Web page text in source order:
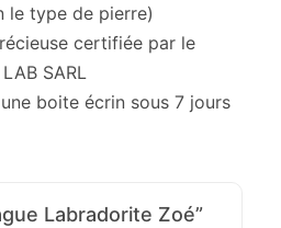
le type de pierre)
certifiée par le
SARL
boite écrin sous 7 jours
Labradorite Zoé”